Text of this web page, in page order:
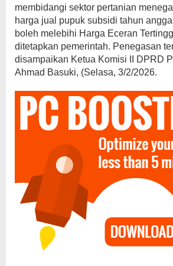
membidangi sektor pertanian
harga jual pupuk subsidi tahun
boleh melebihi Harga Eceran
ditetapkan pemerintah. Penegasan
disampaikan Ketua Komisi II DPRD
Ahmad Basuki, (Selasa, 3/2/2026.